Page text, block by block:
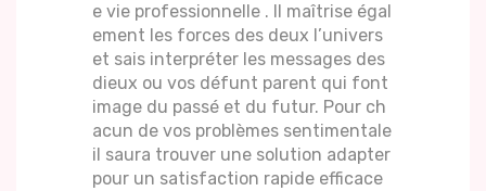
e vie professionnelle . Il maîtrise égal
ement les forces des deux l’univers
et sais interpréter les messages des
dieux ou vos défunt parent qui font
image du passé et du futur. Pour ch
acun de vos problèmes sentimentale
il saura trouver une solution adapter
pour un satisfaction rapide efficace